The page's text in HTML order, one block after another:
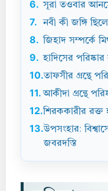
6. সূরা তওবার
7.
নবী কী জঙ্গি
8. জিহাদ সম্পর্কে
9. হাদিসের পরিষ্কার
10.তাফসীর গ্রন্থে
11. আকীদা গ্রন্থে
12.শিরককারীর রক্ত
13.উপসংহার:
জবরদস্তি